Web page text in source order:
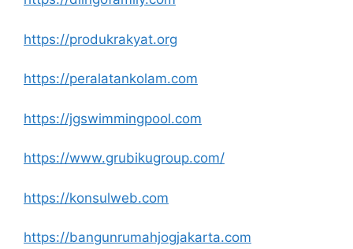
https://produkrakyat.org
https://peralatankolam.com
https://jgswimmingpool.com
https://www.grubikugroup.com/
https://konsulweb.com
https://bangunrumahjogjakarta.com